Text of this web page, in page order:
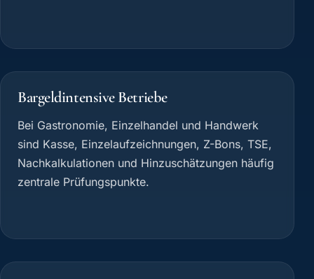
Bargeldintensive Betriebe
Bei Gastronomie, Einzelhandel und Handwerk
sind Kasse, Einzelaufzeichnungen, Z-Bons, TSE,
Nachkalkulationen und Hinzuschätzungen häufig
zentrale Prüfungspunkte.